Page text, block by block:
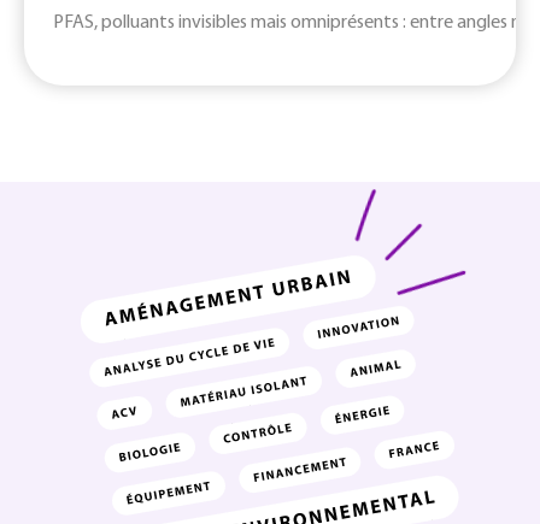
PFAS, polluants invisibles mais omniprésents : entre angles